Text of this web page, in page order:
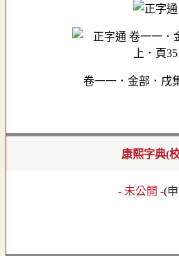
卷一一．金部．戌
康熙字典(
- 未公開 -(